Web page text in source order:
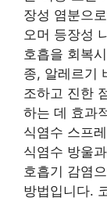
장성 염분으
오머 등장성
호흡을 회복
종, 알레르기
조하고 진한
하는 데 효과
식염수 스프
식염수 방울
호흡기 감염
방법입니다.